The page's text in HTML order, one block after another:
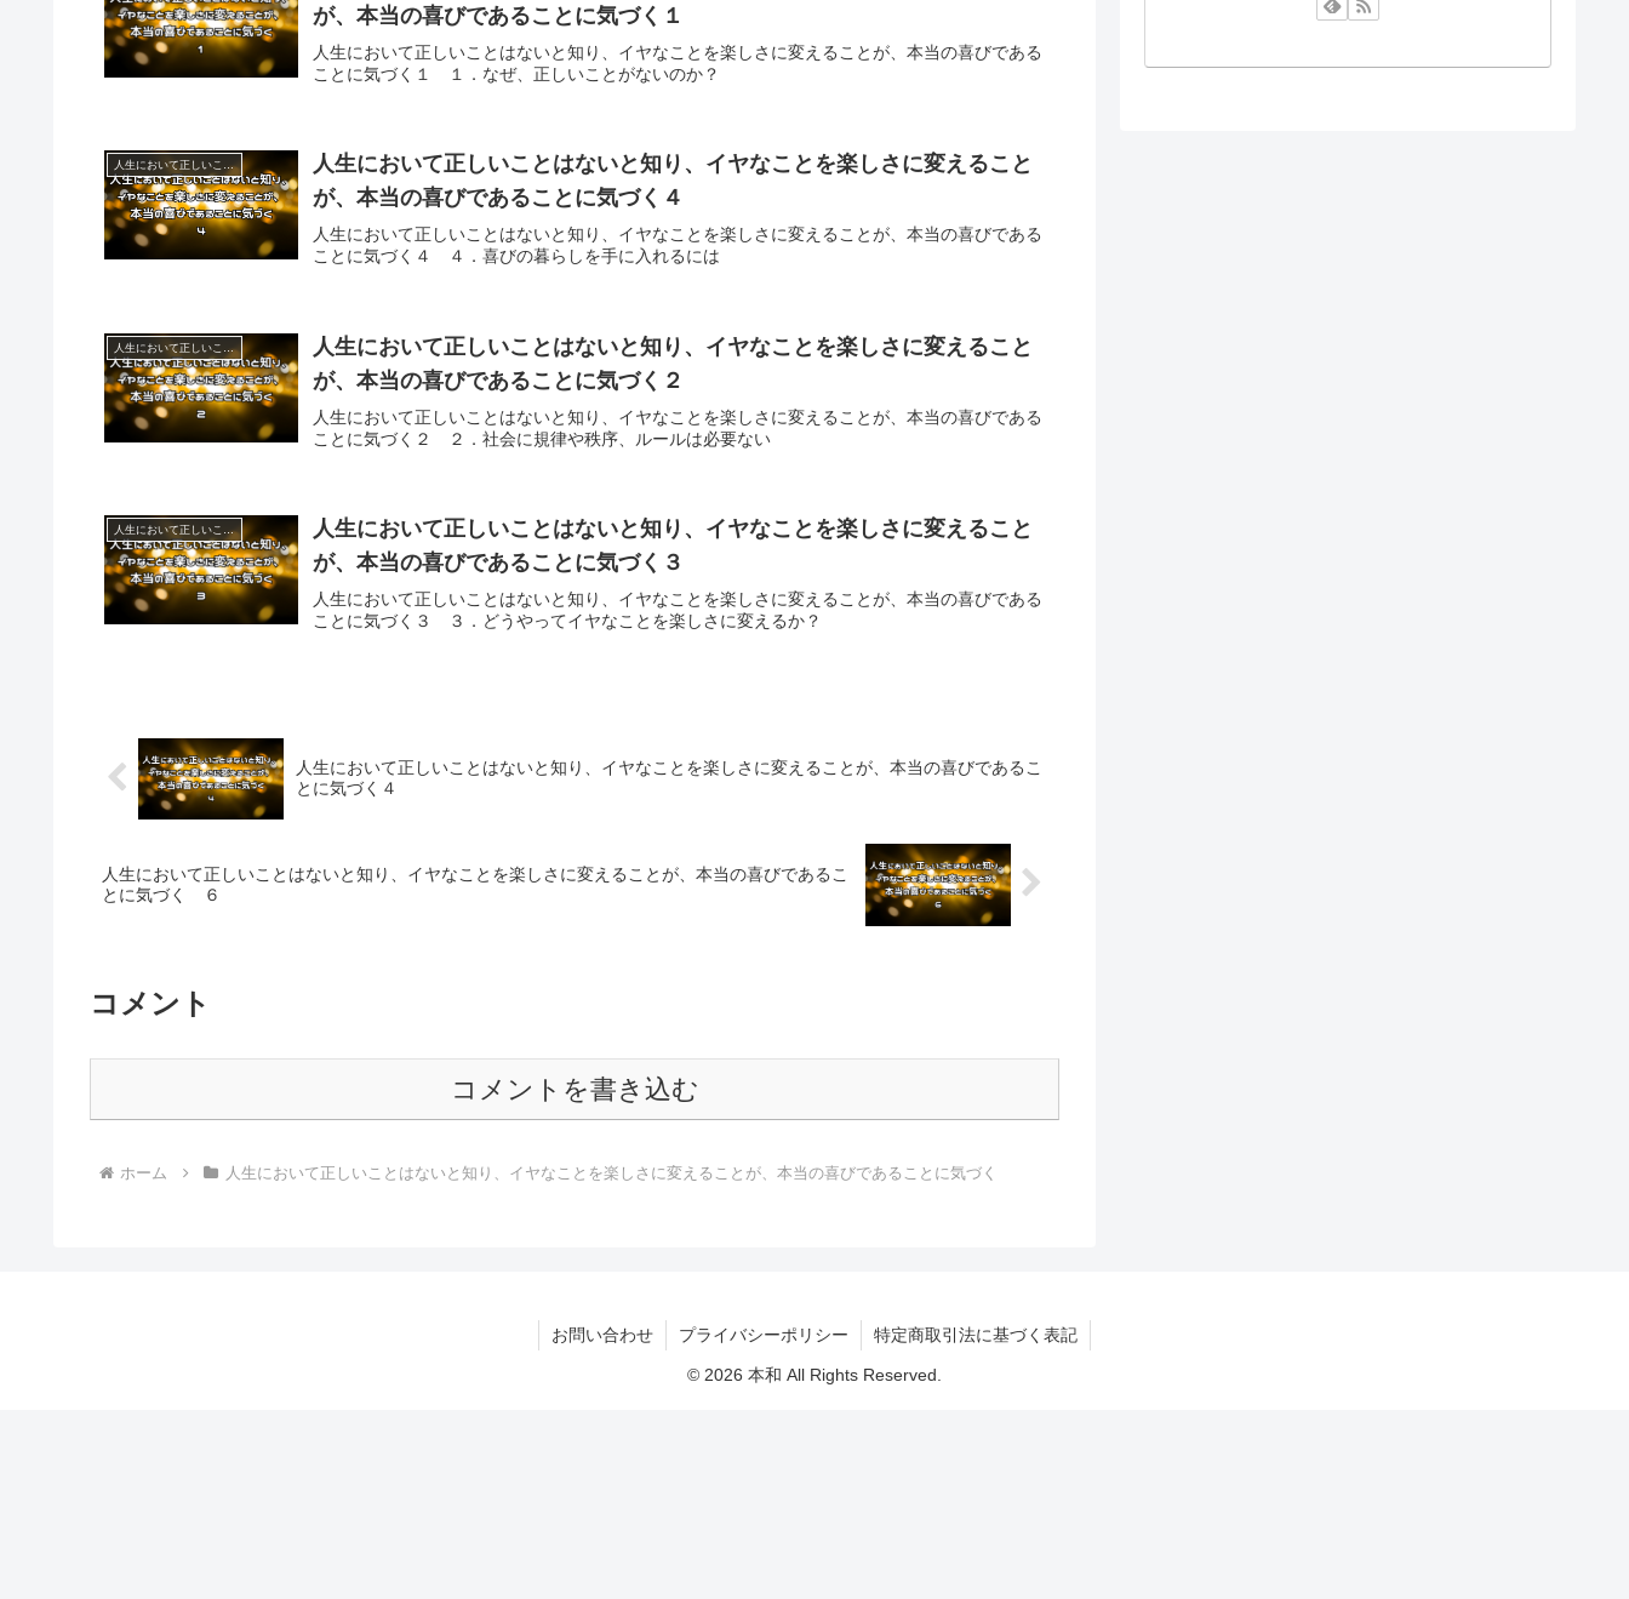
が、本当の喜びであることに気づく１
人生において正しいことはないと知り、イヤなことを楽しさに変えることが、本当の喜びである
ことに気づく１ １．なぜ、正しいことがないのか？
人生において正しいことはないと知り、イヤなことを楽しさに変えることが、本当の喜びであることに気づく
人生において正しいことはないと知り、イヤなことを楽しさに変えること
が、本当の喜びであることに気づく４
人生において正しいことはないと知り、イヤなことを楽しさに変えることが、本当の喜びである
ことに気づく４ ４．喜びの暮らしを手に入れるには
人生において正しいことはないと知り、イヤなことを楽しさに変えることが、本当の喜びであることに気づく
人生において正しいことはないと知り、イヤなことを楽しさに変えること
が、本当の喜びであることに気づく２
人生において正しいことはないと知り、イヤなことを楽しさに変えることが、本当の喜びである
ことに気づく２ ２．社会に規律や秩序、ルールは必要ない
人生において正しいことはないと知り、イヤなことを楽しさに変えることが、本当の喜びであることに気づく
人生において正しいことはないと知り、イヤなことを楽しさに変えること
が、本当の喜びであることに気づく３
人生において正しいことはないと知り、イヤなことを楽しさに変えることが、本当の喜びである
ことに気づく３ ３．どうやってイヤなことを楽しさに変えるか？
人生において正しいことはないと知り、イヤなことを楽しさに変えることが、本当の喜びであるこ
とに気づく４
人生において正しいことはないと知り、イヤなことを楽しさに変えることが、本当の喜びであるこ
とに気づく ６
コメント
コメントを書き込む
ホーム 人生において正しいことはないと知り、イヤなことを楽しさに変えることが、本当の喜びであることに気づく
お問い合わせ プライバシーポリシー 特定商取引法に基づく表記
© 2026 本和 All Rights Reserved.